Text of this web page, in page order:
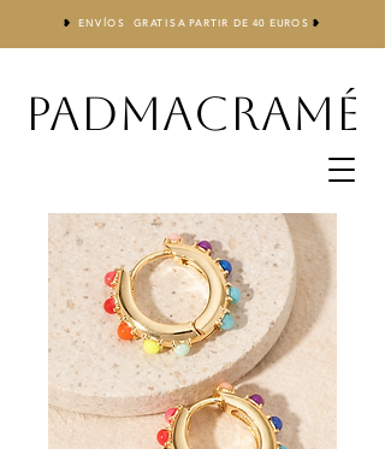
❥ ENVÍOS GRATIS A PARTIR DE 40 EUROS ❥
PADMACRAMÉ